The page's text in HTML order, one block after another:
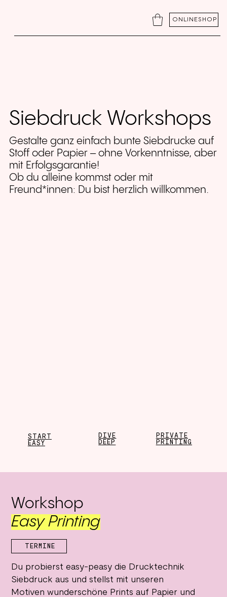
ONLINESHOP
Siebdruck Workshops
Gestalte ganz einfach bunte Siebdrucke auf
Stoff oder Papier – ohne Vorkenntnisse, aber
mit Erfolgsgarantie!
Ob du alleine kommst oder mit
Freund*innen: Du bist herzlich willkommen.
PRIVATE
PRINTING
DIVE
DEEP
START
EASY
Workshop
Easy Printing
TERMINE
Du probierst easy-peasy die Drucktechnik
Siebdruck aus und stellst mit unseren
Motiven wunderschöne Prints auf Papier und